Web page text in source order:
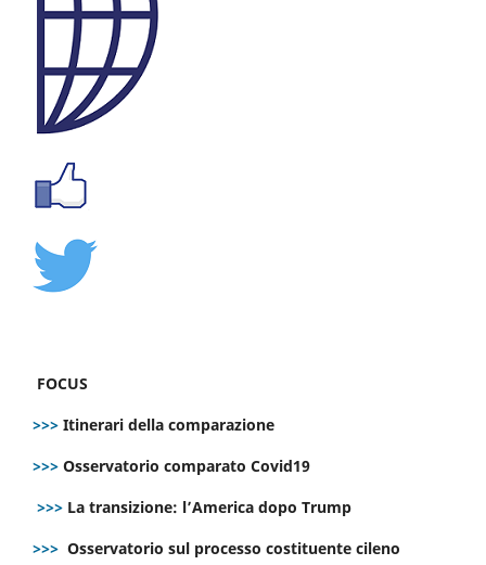
FOCUS
>>> Itinerari della comparazione
>>> Osservatorio comparato Covid19
>>> La transizione: l’America dopo Trump
>>> Osservatorio sul processo costituente cileno